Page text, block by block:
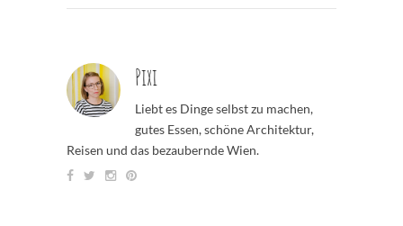
Pixi
Liebt es Dinge selbst zu machen,
gutes Essen, schöne Architektur,
Reisen und das bezaubernde Wien.